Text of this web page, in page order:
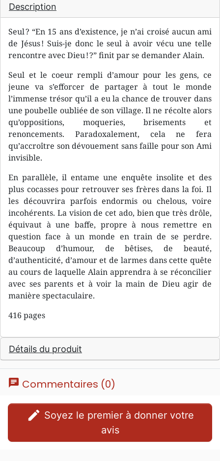
Description
Seul ? “En 15 ans d’existence, je n’ai croisé aucun ami
de Jésus ! Suis-je donc le seul à avoir vécu une telle
rencontre avec Dieu ! ?” finit par se demander Alain.
Seul et le coeur rempli d’amour pour les gens, ce
jeune va s’efforcer de partager à tout le monde
l’immense trésor qu’il a eu la chance de trouver dans
une poubelle oubliée de son village. Il ne récolte alors
qu’oppositions, moqueries, brisements et
renoncements. Paradoxalement, cela ne fera
qu’accroître son dévouement sans faille pour son Ami
invisible.
En parallèle, il entame une enquête insolite et des
plus cocasses pour retrouver ses frères dans la foi. Il
les découvrira parfois endormis ou chelous, voire
incohérents. La vision de cet ado, bien que très drôle,
équivaut à une baffe, propre à nous remettre en
question face à un monde en train de se perdre.
Beaucoup d’humour, de bêtises, de beauté,
d’authenticité, d’amour et de larmes dans cette quête
au cours de laquelle Alain apprendra à se réconcilier
avec ses parents et à voir la main de Dieu agir de
manière spectaculaire.
416 pages
Détails du produit
chat Commentaires (0)
edit
avis